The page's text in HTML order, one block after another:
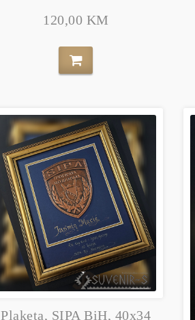
120,00 KM
Plaketa, SIPA BiH, 40x34